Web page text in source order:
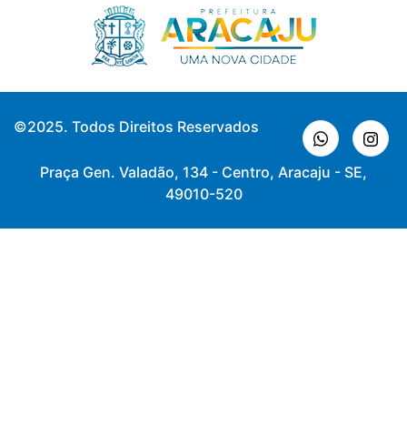
©2025. Todos Direitos Reservados
Praça Gen. Valadão, 134 - Centro, Aracaju - SE,
49010-520